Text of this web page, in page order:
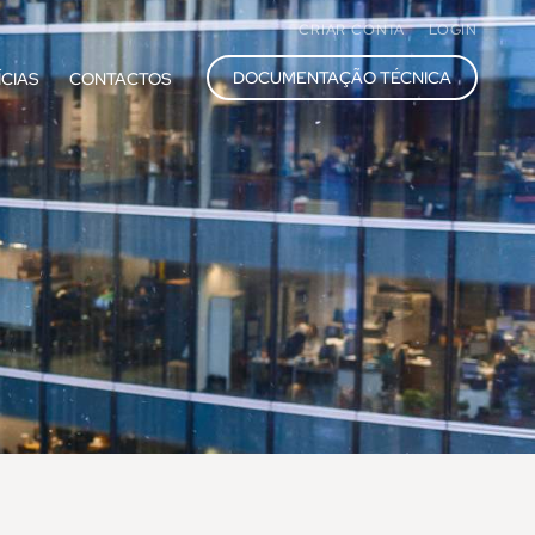
CRIAR CONTA LOGIN
CONTACTOS DOCUMENTAÇÃO TÉCNICA